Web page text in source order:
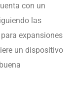
con un
las
expansiones
un dispositivo